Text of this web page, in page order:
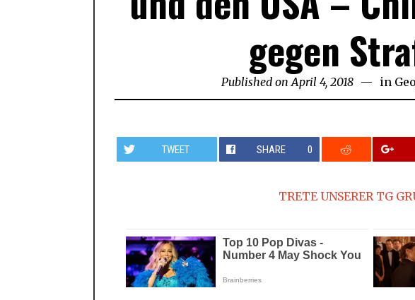
gegen
Published on April 4, 2018 in
TWEET SHARE 0
TRETE UNSERER TG